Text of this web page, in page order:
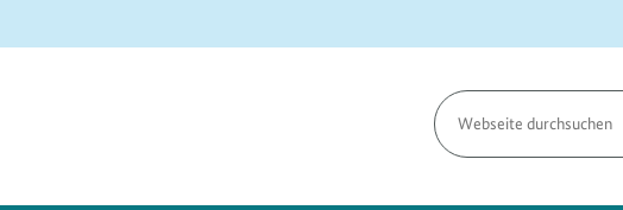
Seite
durchsuchen